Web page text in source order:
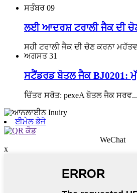
ਸਤੰਬਰ 09
ਲਈ ਆਦਰਸ਼ ਟਰਾਲੀ ਜੈਕ ਦੀ
ਸਹੀ ਟਰਾਲੀ ਜੈਕ ਦੀ ਚੋਣ ਕਰਨਾ
ਅਗਸਤ 31
ਸਟੈਂਡਰਡ ਬੋਤਲ ਜੈਕ BJ0201:
ਚਿੱਤਰ ਸਰੋਤ: pexeA ਬੋਤਲ ਜੈਕ ਸਰਵ...
ਈਮੇਲ ਭੇਜੋ
WeChat
x